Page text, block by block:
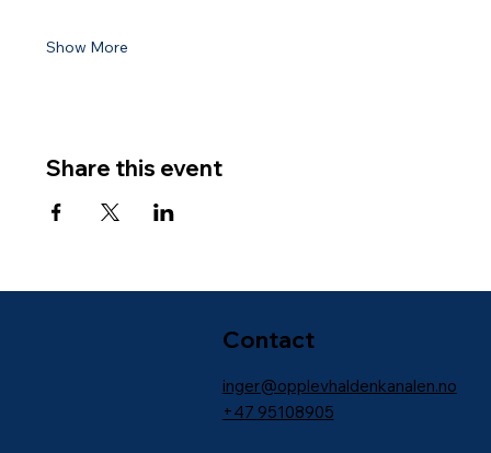
Show More
Share this event
Contact
inger@opplevhaldenkanalen.no
+47 95108905